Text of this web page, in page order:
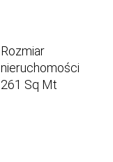
Rozmiar
nieruchomości
261 Sq Mt